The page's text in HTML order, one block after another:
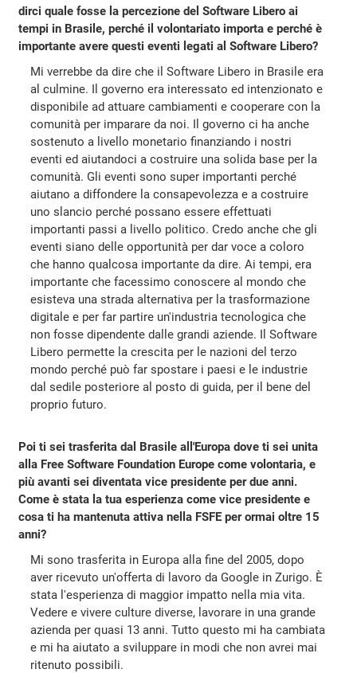
dirci quale fosse la percezione del Software Libero ai
tempi in Brasile, perché il volontariato importa e perché è
importante avere questi eventi legati al Software Libero?
Mi verrebbe da dire che il Software Libero in Brasile era
al culmine. Il governo era interessato ed intenzionato e
disponibile ad attuare cambiamenti e cooperare con la
comunità per imparare da noi. Il governo ci ha anche
sostenuto a livello monetario finanziando i nostri
eventi ed aiutandoci a costruire una solida base per la
comunità. Gli eventi sono super importanti perché
aiutano a diffondere la consapevolezza e a costruire
uno slancio perché possano essere effettuati
importanti passi a livello politico. Credo anche che gli
eventi siano delle opportunità per dar voce a coloro
che hanno qualcosa importante da dire. Ai tempi, era
importante che facessimo conoscere al mondo che
esisteva una strada alternativa per la trasformazione
digitale e per far partire un'industria tecnologica che
non fosse dipendente dalle grandi aziende. Il Software
Libero permette la crescita per le nazioni del terzo
mondo perché può far spostare i paesi e le industrie
dal sedile posteriore al posto di guida, per il bene del
proprio futuro.
Poi ti sei trasferita dal Brasile all'Europa dove ti sei unita
alla Free Software Foundation Europe come volontaria, e
più avanti sei diventata vice presidente per due anni.
Come è stata la tua esperienza come vice presidente e
cosa ti ha mantenuta attiva nella FSFE per ormai oltre 15
anni?
Mi sono trasferita in Europa alla fine del 2005, dopo
aver ricevuto un'offerta di lavoro da Google in Zurigo. È
stata l'esperienza di maggior impatto nella mia vita.
Vedere e vivere culture diverse, lavorare in una grande
azienda per quasi 13 anni. Tutto questo mi ha cambiata
e mi ha aiutato a sviluppare in modi che non avrei mai
ritenuto possibili.